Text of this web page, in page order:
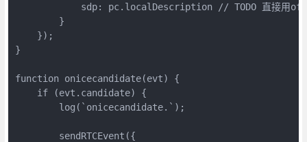
sdp: pc.localDescription // TODO 直接用
        }
    });
}
function onicecandidate(evt) {
    if (evt.candidate) {
        log(`onicecandidate.`);
        sendRTCEvent({